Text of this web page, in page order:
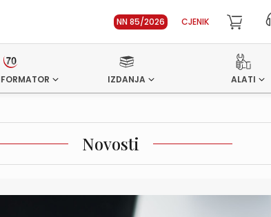
NN 85/2026 CJENIK
IZDANJA ALATI
Novosti